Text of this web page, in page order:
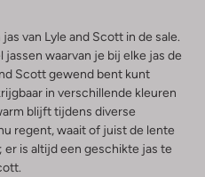
van Lyle and Scott in de sale.
waarvan je bij elke jas de
Scott gewend bent kunt
in verschillende kleuren
blijft tijdens diverse
regent, waait of juist de lente
is altijd een geschikte jas te